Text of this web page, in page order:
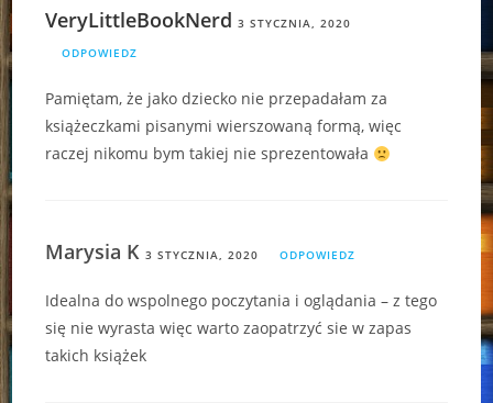
VeryLittleBookNerd 3 STYCZNIA, 2020
ODPOWIEDZ
Pamiętam, że jako dziecko nie przepadałam za
książeczkami pisanymi wierszowaną formą, więc
raczej nikomu bym takiej nie sprezentowała
Marysia K3 STYCZNIA, 2020 ODPOWIEDZ
Idealna do wspolnego poczytania i oglądania – z tego
się nie wyrasta więc warto zaopatrzyć sie w zapas
takich książek